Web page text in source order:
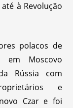
à Revolução
polacos de
em Moscovo
Rússia com
e
Czar e foi